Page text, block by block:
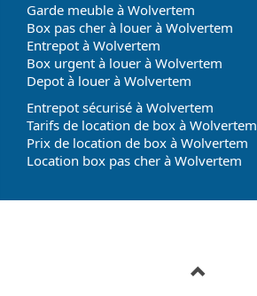
Garde meuble à Wolvertem
Box pas cher à louer à Wolvertem
Entrepot à Wolvertem
Box urgent à louer à Wolvertem
Depot à louer à Wolvertem
Entrepot sécurisé à Wolvertem
Tarifs de location de box à Wolvertem
Prix de location de box à Wolvertem
Location box pas cher à Wolvertem